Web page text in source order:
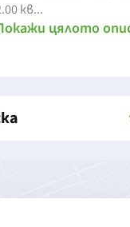
кв...
цялото